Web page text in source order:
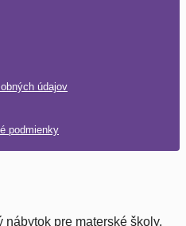
údajov
podmienky
pre materské školy,